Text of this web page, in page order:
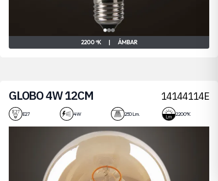
2200 ºK | ÁMBAR
GLOBO 4W 12CM 14144114E
E27 4 W 250 Lm. 2200 ºK